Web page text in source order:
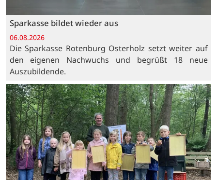
Sparkasse bildet wieder aus
06.08.2026
Die Sparkasse Rotenburg Osterholz setzt weiter auf
den eigenen Nachwuchs und begrüßt 18 neue
Auszubildende.